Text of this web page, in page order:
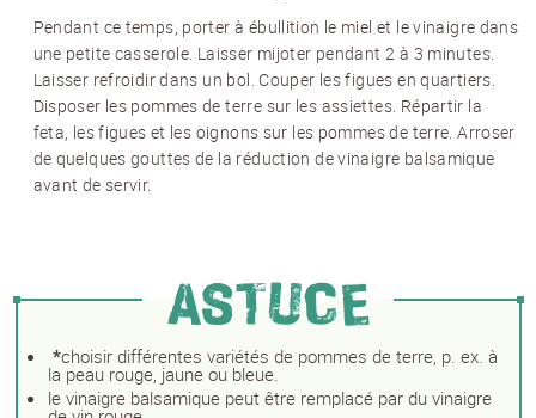
Pendant ce temps, porter à ébullition le miel et le vinaigre dans
une petite casserole. Laisser mijoter pendant 2 à 3 minutes.
Laisser refroidir dans un bol. Couper les figues en quartiers.
Disposer les pommes de terre sur les assiettes. Répartir la
feta, les figues et les oignons sur les pommes de terre. Arroser
de quelques gouttes de la réduction de vinaigre balsamique
avant de servir.
ASTUCE
*choisir différentes variétés de pommes de terre, p. ex. à
la peau rouge, jaune ou bleue.
le vinaigre balsamique peut être remplacé par du vinaigre
NEWSLETTER
Veuillez choisir...
EMAIL*